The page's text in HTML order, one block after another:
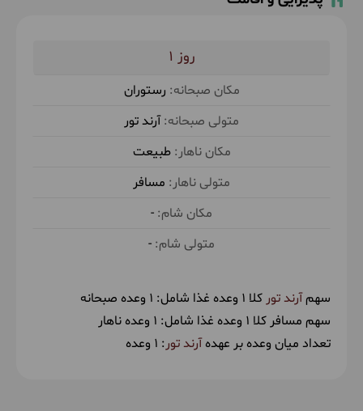
1
رستوران
آرند تور
طبیعت
مسافر
-
-
سهمآرند تور کلا 1 وعده غذا شامل:
1 وعده صبحانه
سهم مسافر کلا 1 وعده غذا شامل:
1 وعده ناهار
تعداد میان وعده بر عهدهآرند تور: 1 وعده